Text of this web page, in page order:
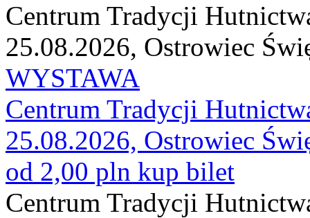
Centrum Tradycji
25.08.2026, Ostrowiec
WYSTAWA
Centrum Tradycji
25.08.2026, Ostrowiec
od 2,00 pln kup bilet
Centrum Tradycji